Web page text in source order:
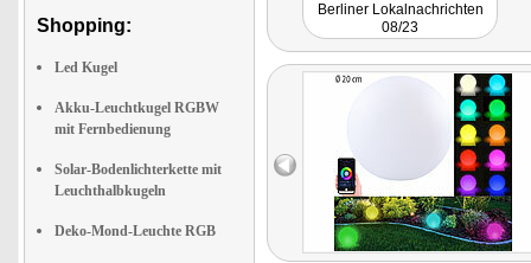
Shopping:
Led Kugel
Akku-Leuchtkugel RGBW
mit Fernbedienung
Solar-Bodenlichterkette mit
Leuchthalbkugeln
Deko-Mond-Leuchte RGB
das Licht Lichtkugel hilft die
Dunkelheit zu verbannen.
Stromanschluss dank Akku."
Berliner Lokalnachrichten
08/23